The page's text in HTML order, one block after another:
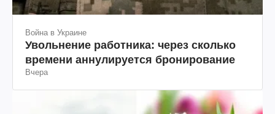
Война в Украине
Увольнение работника: через сколько
времени аннулируется бронирование
Вчера